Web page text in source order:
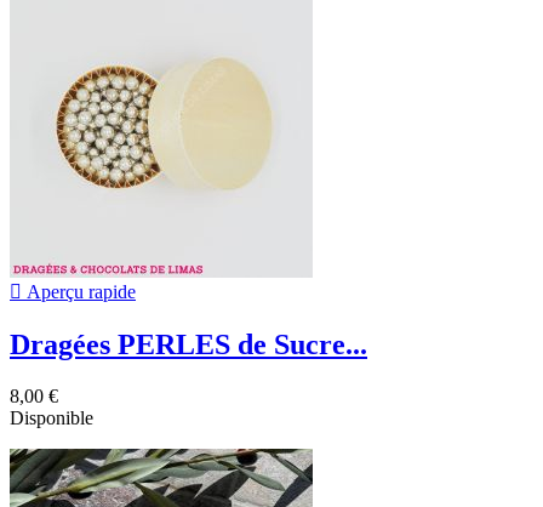
 Aperçu rapide
Dragées PERLES de Sucre...
8,00 €
Disponible